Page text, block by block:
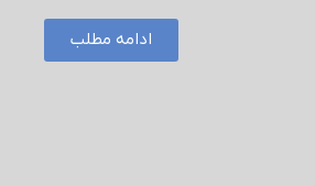
ادامه مطلب